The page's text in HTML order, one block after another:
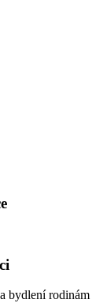
bydlení rodinám